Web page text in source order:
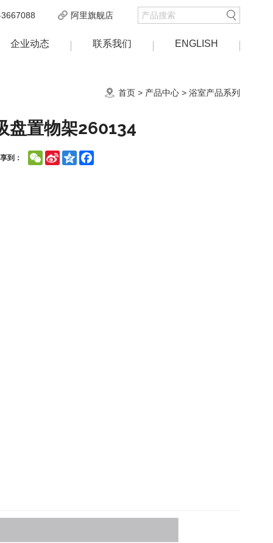
阿里旗舰店
企业动态 联系我们 ENGLISH
首页 > 产品中心 >浴室产品系列
盘置物架260134
到： WeChatSina
Weibo
Qzone